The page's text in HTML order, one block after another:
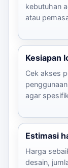
kebutuhan
atau
Kesiapan
Cek akses
agar
Estimasi
Harga
desain,